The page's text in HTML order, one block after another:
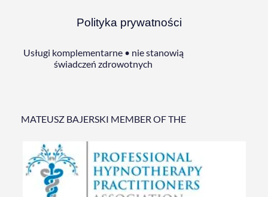
Polityka prywatności
Usługi komplementarne • nie stanowią
świadczeń zdrowotnych
MATEUSZ BAJERSKI MEMBER OF THE